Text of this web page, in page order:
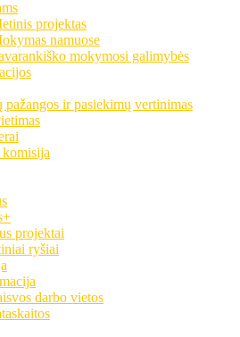
projektas
namuose
mokymosi galimybės
ir pasiekimų vertinimas
projektai
ryšiai
darbo vietos